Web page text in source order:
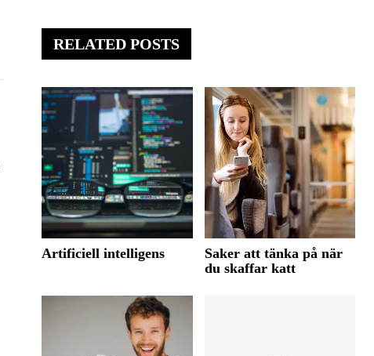
RELATED POSTS
Artificiell intelligens
Saker att tänka på när
du skaffar katt